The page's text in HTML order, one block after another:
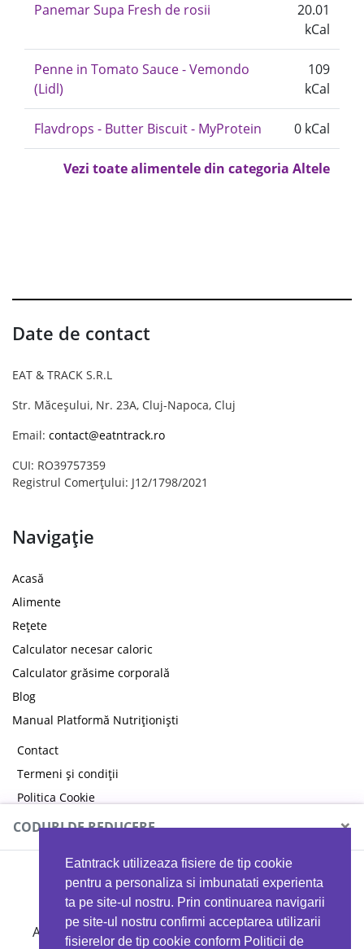
Eatntrack utilizeaza fisiere de tip cookie
pentru a personaliza si imbunatati experienta
ta pe site-ul nostru. Prin continuarea navigarii
pe site-ul nostru confirmi acceptarea utilizarii
fisierelor de tip cookie conform Politicii de
Panemar Supa Fresh de rosii
20.01
kCal
Penne in Tomato Sauce - Vemondo
(Lidl)
109
kCal
Flavdrops - Butter Biscuit - MyProtein 0 kCal
Vezi toate alimentele din categoria Altele
Date de contact
EAT & TRACK S.R.L
Str. Măceșului, Nr. 23A, Cluj-Napoca, Cluj
Email: contact@eatntrack.ro
CUI: RO39757359
Registrul Comerțului: J12/1798/2021
Navigație
Acasă
Alimente
Rețete
Calculator necesar caloric
Calculator grăsime corporală
Blog
Manual Platformă Nutriționiști
Contact
Termeni și condiții
Politica Cookie
Politica de confidențialitate
CODURI DE REDUCERE ×
MYPROTEIN
Ai 40%reducere la orice comandă folosind codul